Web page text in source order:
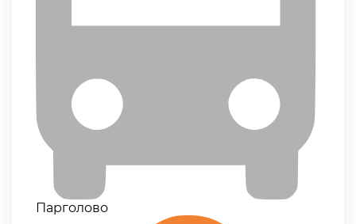
Парголово